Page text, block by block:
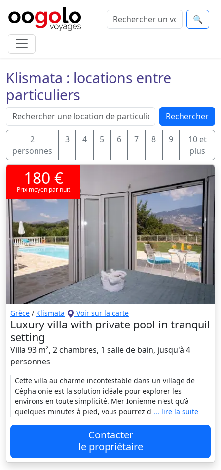
🔍
Klismata : locations entre
particuliers
Rechercher
2
personnes
3 4 5 6 7 8 9
10 et
plus
180 €
Prix moyen par nuit
Grèce / Klismata Voir sur la carte
Luxury villa with private pool in tranquil
setting
Villa 93 m², 2 chambres, 1 salle de bain, jusqu'à 4
personnes
Cette villa au charme incontestable dans un village de
Céphalonie est la solution idéale pour explorer les
environs en toute simplicité. Mer Ionienne n'est qu'à
quelques minutes à pied, vous pourrez d ... lire la suite
Contacter
le propriétaire